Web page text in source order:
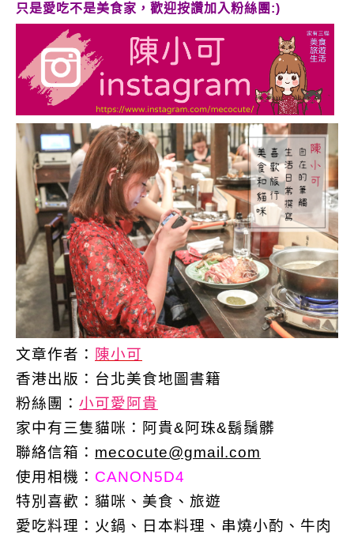
只是愛吃不是美食家，歡迎按讚加入粉絲團:)
文章作者： 陳小可
香港出版： 台北美食地圖書籍
粉絲團： 小可愛阿貴
家中有三隻貓咪：阿貴&阿珠&鬍鬚髒
聯絡信箱： mecocute@gmail.com
使用相機： CANON5D4
特別喜歡： 貓咪、美食、旅遊
愛吃料理：火鍋、日本料理、串燒小酌、牛肉